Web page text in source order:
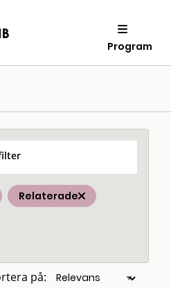
Program
Relaterade
på: